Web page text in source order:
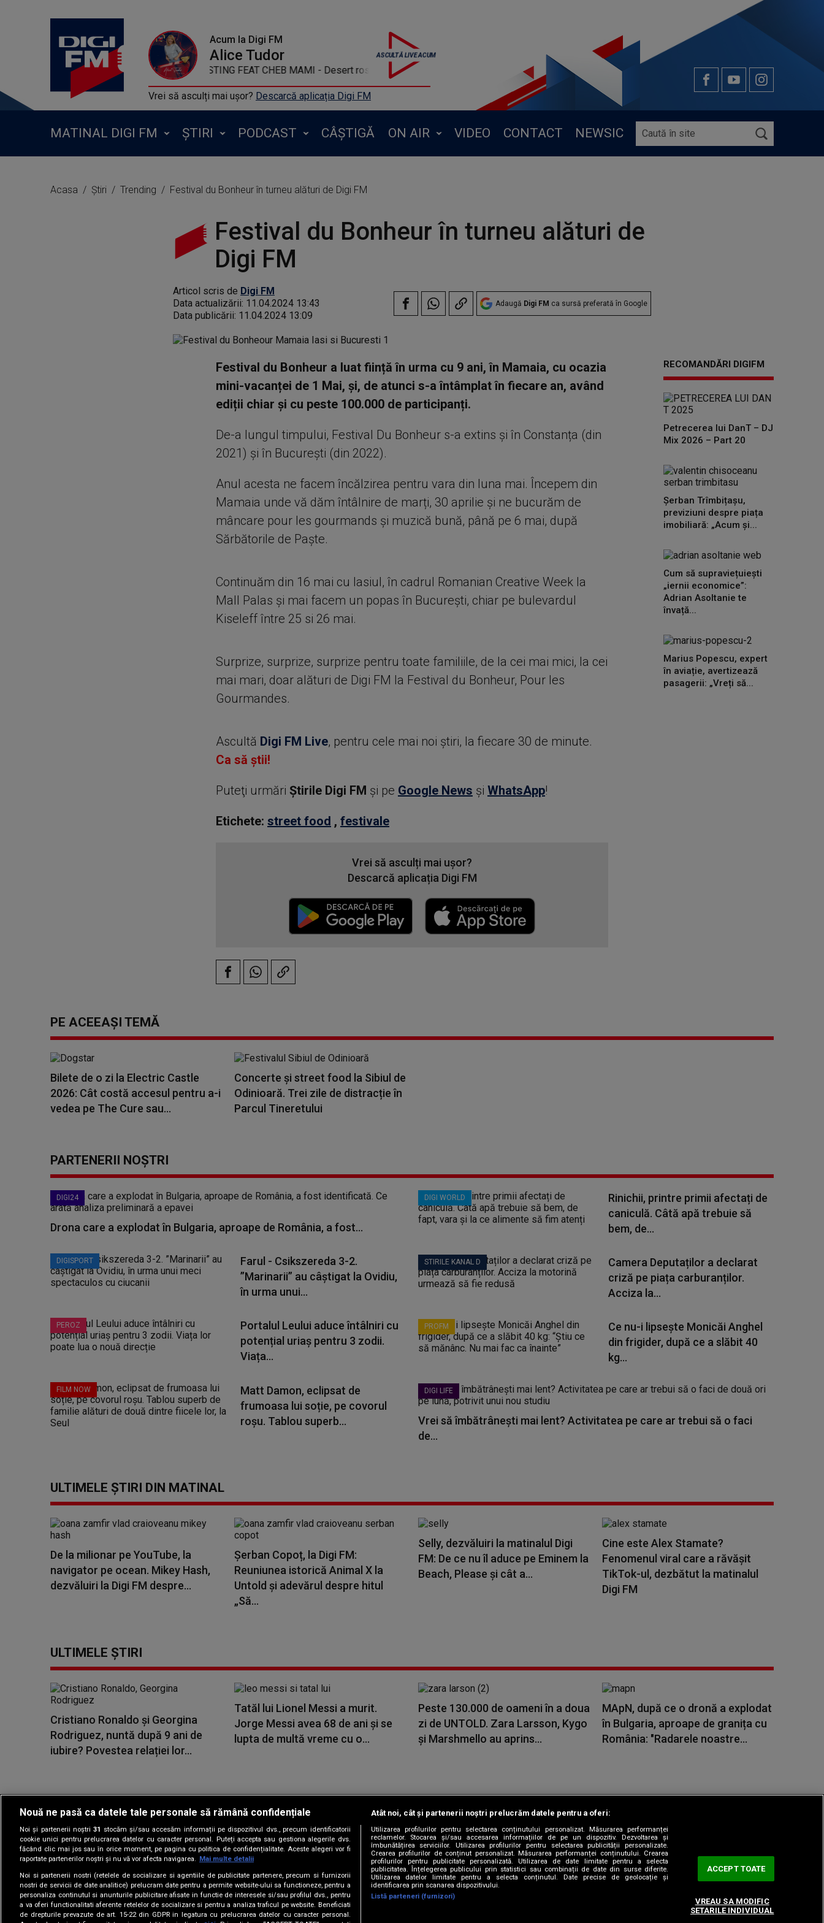
Acum la Digi FM
Alice Tudor
STING FEAT CHEB MAMI - Desert rose
Vrei să asculți mai ușor? Descarcă aplicația Digi FM
MATINAL DIGI FM ȘTIRI PODCAST CÂȘTIGĂ ON AIR VIDEO CONTACT NEWSIC
Acasa Știri Trending Festival du Bonheur în turneu alături de Digi FM
Festival du Bonheur în turneu alături de
Digi FM
Articol scris de Digi FM
Data actualizării: 11.04.2024 13:43
Data publicării: 11.04.2024 13:09
Adaugă Digi FM ca sursă preferată în Google
Festival du Bonheur a luat ființă în urma cu 9 ani, în Mamaia, cu ocazia
mini-vacanței de 1 Mai, și, de atunci s-a întâmplat în fiecare an, având
ediții chiar și cu peste 100.000 de participanți.
De-a lungul timpului, Festival Du Bonheur s-a extins și în Constanța (din
2021) și în București (din 2022).
Anul acesta ne facem încălzirea pentru vara din luna mai. Începem din
Mamaia unde vă dăm întâlnire de marți, 30 aprilie și ne bucurăm de
mâncare pour les gourmands și muzică bună, până pe 6 mai, după
Sărbătorile de Paște.
Continuăm din 16 mai cu Iasiul, în cadrul Romanian Creative Week la
Mall Palas și mai facem un popas în București, chiar pe bulevardul
Kiseleff între 25 si 26 mai.
Surprize, surprize, surprize pentru toate familiile, de la cei mai mici, la cei
mai mari, doar alături de Digi FM la Festival du Bonheur, Pour les
Gourmandes.
Ascultă Digi FM Live, pentru cele mai noi știri, la fiecare 30 de minute.
Ca să știi!
Puteţi urmări Știrile Digi FM şi pe Google News şi WhatsApp!
Etichete: street food , festivale
Vrei să asculți mai ușor?
Descarcă aplicația Digi FM
RECOMANDĂRI DIGIFM
Petrecerea lui DanT – DJ
Mix 2026 – Part 20
Șerban Trîmbițașu,
previziuni despre piața
imobiliară: „Acum și...
Cum să supraviețuiești
„iernii economice”:
Adrian Asoltanie te
învață...
Marius Popescu, expert
în aviație, avertizează
pasagerii: „Vreți să...
PE ACEEAȘI TEMĂ
Bilete de o zi la Electric Castle
2026: Cât costă accesul pentru a-i
vedea pe The Cure sau...
Concerte și street food la Sibiul de
Odinioară. Trei zile de distracție în
Parcul Tineretului
PARTENERII NOȘTRI
DIGI24
Drona care a explodat în Bulgaria, aproape de România, a fost...
DIGISPORT
Farul - Csikszereda 3-2.
”Marinarii” au câștigat la Ovidiu,
în urma unui...
PEROZ
Portalul Leului aduce întâlniri cu
potențial uriaș pentru 3 zodii.
Viața...
FILM NOW
Matt Damon, eclipsat de
frumoasa lui soție, pe covorul
roșu. Tablou superb...
DIGI WORLD
Rinichii, printre primii afectați de
caniculă. Câtă apă trebuie să
bem, de...
STIRILE KANAL D
Camera Deputaților a declarat
criză pe piața carburanților.
Acciza la...
PROFM
Ce nu-i lipsește Monicăi Anghel
din frigider, după ce a slăbit 40
kg...
DIGI LIFE
Vrei să îmbătrânești mai lent? Activitatea pe care ar trebui să o faci
de...
ULTIMELE ȘTIRI DIN MATINAL
De la milionar pe YouTube, la
navigator pe ocean. Mikey Hash,
dezvăluiri la Digi FM despre...
Șerban Copoț, la Digi FM:
Reuniunea istorică Animal X la
Untold și adevărul despre hitul
„Să...
Selly, dezvăluiri la matinalul Digi
FM: De ce nu îl aduce pe Eminem la
Beach, Please și cât a...
Cine este Alex Stamate?
Fenomenul viral care a răvășit
TikTok-ul, dezbătut la matinalul
Digi FM
ULTIMELE ȘTIRI
Cristiano Ronaldo și Georgina
Rodriguez, nuntă după 9 ani de
iubire? Povestea relației lor...
Tatăl lui Lionel Messi a murit.
Jorge Messi avea 68 de ani și se
lupta de multă vreme cu o...
Peste 130.000 de oameni în a doua
zi de UNTOLD. Zara Larsson, Kygo
și Marshmello au aprins...
MApN, după ce o dronă a explodat
în Bulgaria, aproape de granița cu
România: "Radarele noastre...
Copyright © 2026 / DIGI ROMANIA S.A.
Gestionați preferințele|Termeni și condiții |Politica de confidențialitate|Contact/Info| Codul etic|Sitemap
Urmărește-ne și pe
Nouă ne pasă ca datele tale personale să rămână confidențiale
Noi și partenerii noștri31 stocăm și/sau accesăm informații pe dispozitivul dvs., precum identificatorii
cookie unici pentru prelucrarea datelor cu caracter personal. Puteți accepta sau gestiona alegerile dvs.
făcând clic mai jos sau în orice moment, pe pagina cu politica de confidențialitate. Aceste alegeri vor fi
raportate partenerilor noștri și nu vă vor afecta navigarea. Mai multe detalii
Noi si partenerii nostri (retelele de socializare si agentiile de publicitate partenere, precum si furnizorii
nostri de servicii de date analitice) prelucram date pentru a permite website-ului sa functioneze, pentru a
personaliza continutul si anunturile publicitare afisate in functie de interesele si/sau profilul dvs., pentru
a va oferi functionalitati aferente retelelor de socializare si pentru a analiza traficul pe website. Beneficiati
de drepturile prevazute de art. 15-22 din GDPR in legatura cu prelucrarea datelor cu caracter personal.
Atât noi, cât și partenerii noștri prelucrăm datele pentru a oferi:
Utilizarea profilurilor pentru selectarea conținutului personalizat. Măsurarea performanței
reclamelor. Stocarea și/sau accesarea informațiilor de pe un dispozitiv. Dezvoltarea și
îmbunătățirea serviciilor. Utilizarea profilurilor pentru selectarea publicității personalizate.
Crearea profilurilor de conținut personalizat. Măsurarea performanței conținutului. Crearea
profilurilor pentru publicitate personalizată. Utilizarea de date limitate pentru a selecta
publicitatea. Înțelegerea publicului prin statistici sau combinații de date din surse diferite.
Utilizarea datelor limitate pentru a selecta conținutul. Date precise de geolocație și
identificarea prin scanarea dispozitivului.
Listă parteneri (furnizori)
ACCEPT TOATE
VREAU SA MODIFIC
SETARILE INDIVIDUAL